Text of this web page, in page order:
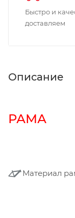
Быстро и
доставляем
Описание
Материал